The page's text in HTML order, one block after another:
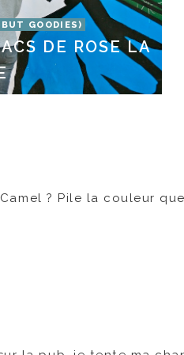
GOODIES)
DE ROSE LA
? Pile la couleur